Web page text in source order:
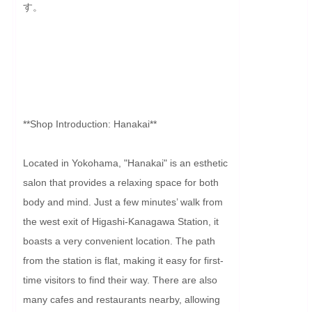
す。
**Shop Introduction: Hanakai**
Located in Yokohama, "Hanakai" is an esthetic
salon that provides a relaxing space for both
body and mind. Just a few minutes’ walk from
the west exit of Higashi-Kanagawa Station, it
boasts a very convenient location. The path
from the station is flat, making it easy for first-
time visitors to find their way. There are also
many cafes and restaurants nearby, allowing